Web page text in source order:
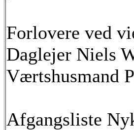
Forlovere ved
Daglejer Niels
Værtshusmand
Afgangsliste